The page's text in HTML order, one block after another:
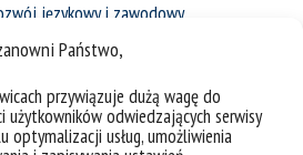
Państwo,
przywiązuje dużą wagę do
użytkowników odwiedzających serwisy
optymalizacji usług, umożliwienia
językowy i zawodowy.
50-osobowa kadra akademicka,
i wykwalifikowanych